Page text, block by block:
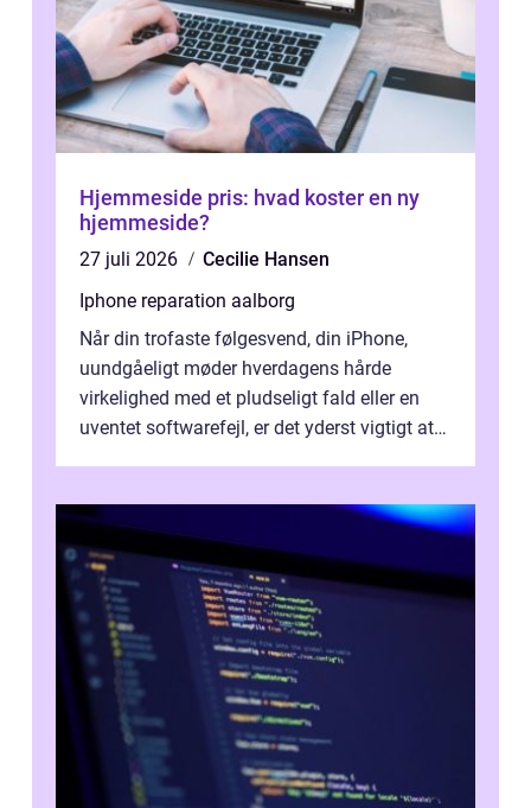
Hjemmeside pris: hvad koster en ny
hjemmeside?
27 juli 2026
Cecilie Hansen
Iphone reparation aalborg
Når din trofaste følgesvend, din iPhone,
uundgåeligt møder hverdagens hårde
virkelighed med et pludseligt fald eller en
uventet softwarefejl, er det yderst vigtigt at